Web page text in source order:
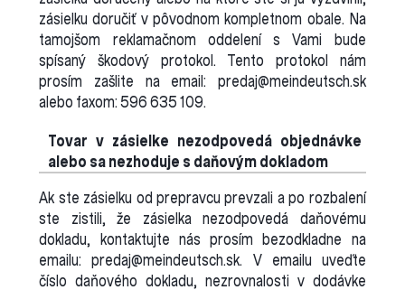
zásielku doručiť v pôvodnom kompletnom obale. Na
tamojšom reklamačnom oddelení s Vami bude
spísaný škodový protokol. Tento protokol nám
prosím zašlite na email: predaj@meindeutsch.sk
alebo faxom: 596 635 109.
Tovar v zásielke nezodpovedá objednávke
alebo sa nezhoduje s daňovým dokladom
Ak ste zásielku od prepravcu prevzali a po rozbalení
ste zistili, že zásielka nezodpovedá daňovému
dokladu, kontaktujte nás prosím bezodkladne na
emailu: predaj@meindeutsch.sk. V emailu uveďte
číslo daňového dokladu, nezrovnalosti v dodávke